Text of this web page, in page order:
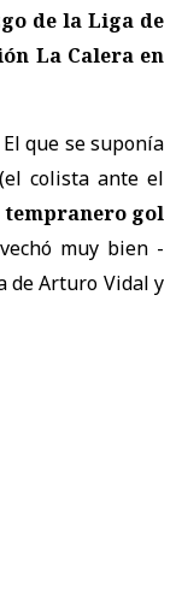
de la Liga de
La Calera en
que se suponía
colista ante el
tempranero gol
muy bien -
de Arturo Vidal y